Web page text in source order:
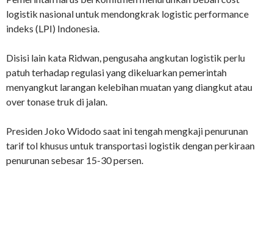
logistik nasional untuk mendongkrak logistic performance
indeks (LPI) Indonesia.
Disisi lain kata Ridwan, pengusaha angkutan logistik perlu
patuh terhadap regulasi yang dikeluarkan pemerintah
menyangkut larangan kelebihan muatan yang diangkut atau
over tonase truk di jalan.
Presiden Joko Widodo saat ini tengah mengkaji penurunan
tarif tol khusus untuk transportasi logistik dengan perkiraan
penurunan sebesar 15-30 persen.